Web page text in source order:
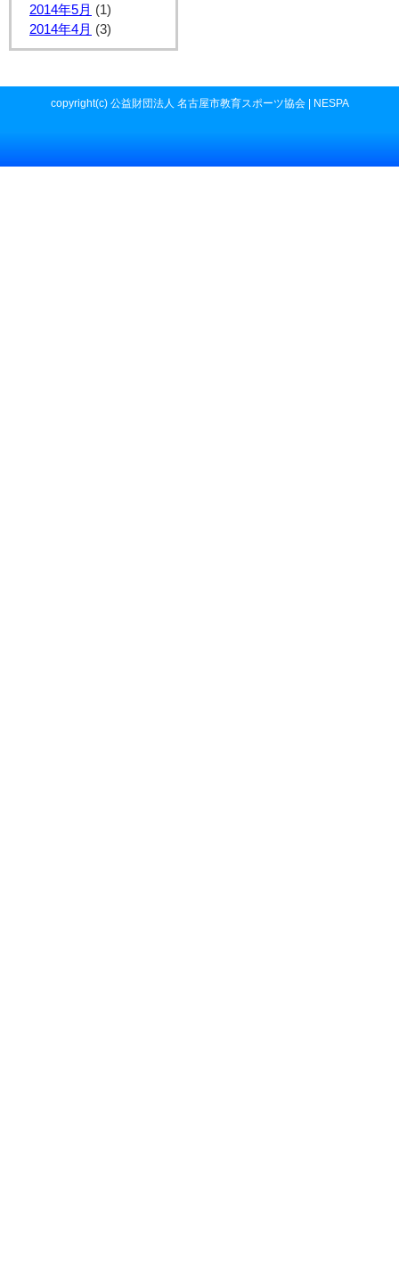
2014年5月 (1)
2014年4月 (3)
copyright(c) 公益財団法人 名古屋市教育スポーツ協会 | NESPA